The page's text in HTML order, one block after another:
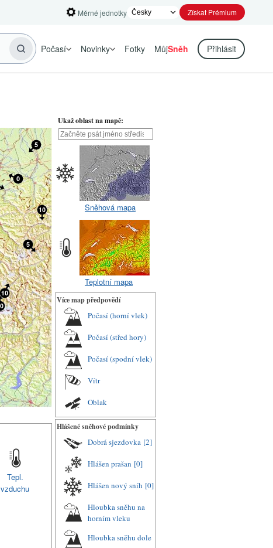
Měrné jednotky Získat Prémium
Počasí Novinky Fotky MůjSněh Přihlásit
Tepl.
vzduchu
Ukaž oblast na mapě:
Sněhová mapa
Teplotní mapa
Více map předpovědí
Počasí (horní vlek)
Počasí (střed hory)
Počasí (spodní vlek)
Vítr
Oblak
Hlášené sněhové podmínky
Dobrá sjezdovka [2]
Hlášen prašan [0]
Hlášen nový sníh [0]
Hloubka sněhu na
horním vleku
Hloubka sněhu dole